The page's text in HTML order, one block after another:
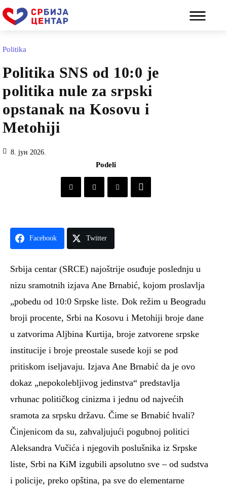
Politika
Politika SNS od 10:0 je
politika nule za srpski
opstanak na Kosovu i
Metohiji
8. јун 2026.
Podeli
Facebook Twitter
Srbija centar (SRCE) najoštrije osuđuje poslednju u
nizu sramotnih izjava Ane Brnabić, kojom proslavlja
„pobedu od 10:0 Srpske liste. Dok režim u Beogradu
broji procente, Srbi na Kosovu i Metohiji broje dane
u zatvorima Aljbina Kurtija, broje zatvorene srpske
institucije i broje preostale susede koji se pod
pritiskom iseljavaju. Izjava Ane Brnabić da je ovo
dokaz „nepokolebljivog jedinstva“ predstavlja
vrhunac političkog cinizma i jednu od najvećih
sramota za srpsku državu. Čime se Brnabić hvali?
Činjenicom da su, zahvaljujući pogubnoj politici
Aleksandra Vučića i njegovih poslušnika iz Srpske
liste, Srbi na KiM izgubili apsolutno sve – od sudstva
i policije, preko opština, pa sve do elementarne